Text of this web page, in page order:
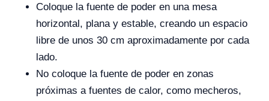
Coloque la fuente de poder en una mesa
horizontal, plana y estable, creando un espacio
libre de unos 30 cm aproximadamente por cada
lado.
No coloque la fuente de poder en zonas
próximas a fuentes de calor, como mecheros,